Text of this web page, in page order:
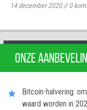
14 december 2020//0
ONZE
Bitcoin-halvering:
waard worden in